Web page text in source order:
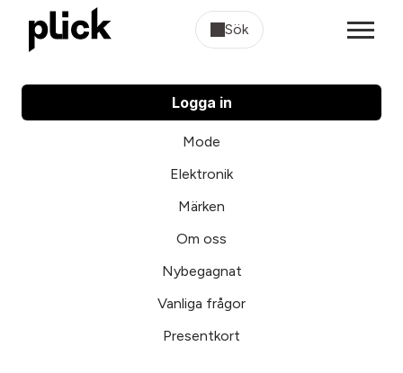
Sök
Logga in
Mode
Elektronik
Märken
Om oss
Nybegagnat
Vanliga frågor
Presentkort